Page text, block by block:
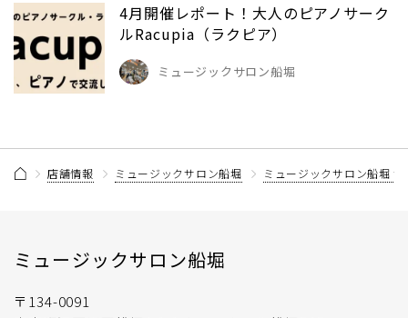
4月開催レポート！大人のピアノサーク
ルRacupia（ラクピア）
ミュージックサロン船堀
店舗情報 ミュージックサロン船堀 ミュージックサロン船堀
ミュージックサロン船堀
〒134-0091